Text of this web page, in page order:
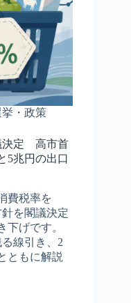
挙・政策
決定 高市首
5兆円の出口
費税率を
を閣議決定
下げです。
線引き、2
ともに解説